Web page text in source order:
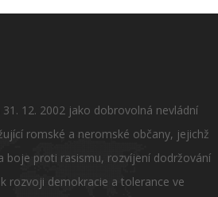
31. 12. 2002 jako dobrovolná nevládní
romské a neromské občany, jejichž
boje proti rasismu, rozvíjení dodržování
rozvoji demokracie a tolerance ve